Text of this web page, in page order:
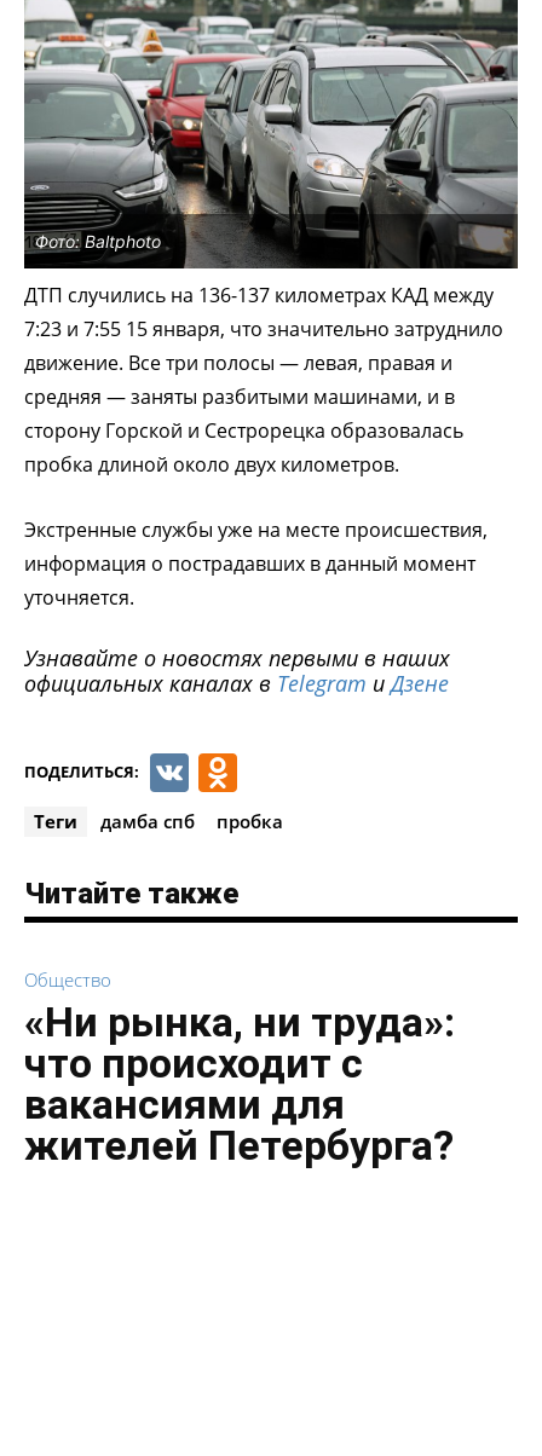
Фото: Baltphoto
ДТП случились на 136-137 километрах КАД между
7:23 и 7:55 15 января, что значительно затруднило
движение. Все три полосы — левая, правая и
средняя — заняты разбитыми машинами, и в
сторону Горской и Сестрорецка образовалась
пробка длиной около двух километров.
Экстренные службы уже на месте происшествия,
информация о пострадавших в данный момент
уточняется.
Узнавайте о новостях первыми в наших
официальных каналах в Telegram иДзене
ПОДЕЛИТЬСЯ: VK
Теги дамба спб пробка
Читайте также
Общество
«Ни рынка, ни труда»:
что происходит с
вакансиями для
жителей Петербурга?